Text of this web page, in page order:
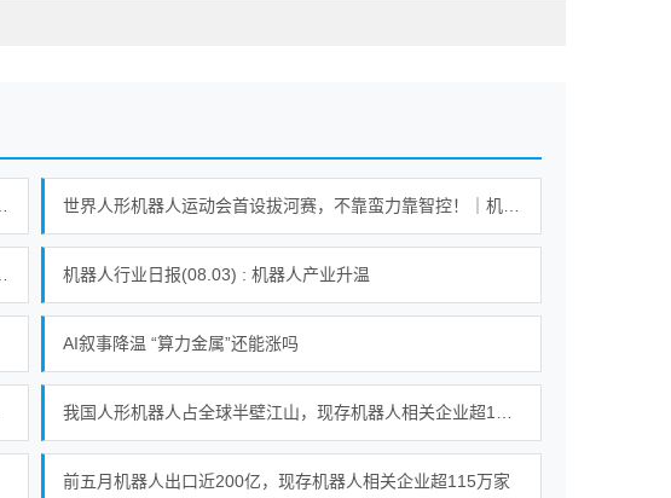
机器人行业日报(08.03) : 机器人产业升温
AI叙事降温 “算力金属”还能涨吗
前五月机器人出口近200亿，现存机器人相关企业超115万家